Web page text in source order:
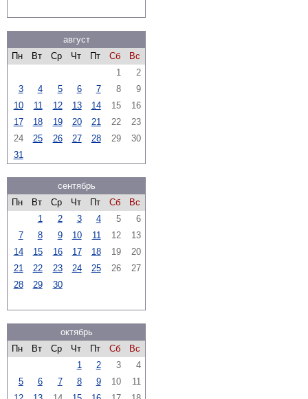
август
Пн
Вт Ср Чт Пт Сб
Вс
1
2
3
4 5 6 7 8
9
10
11 12 13 14 15
16
17
18 19 20 21 22
23
24
25 26 27 28 29
30
31
сентябрь
Пн
Вт Ср Чт Пт Сб
Вс
1
2 3 4 5
6
7
8 9 10 11 12
13
14
15 16 17 18 19
20
21
22 23 24 25 26
27
28
29 30
октябрь
Пн
Вт Ср Чт Пт Сб
Вс
1
2 3
4
5
6 7 8 9 10
11